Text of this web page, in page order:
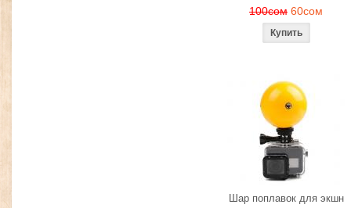
100сом 60сом
Шар поплавок для экшн